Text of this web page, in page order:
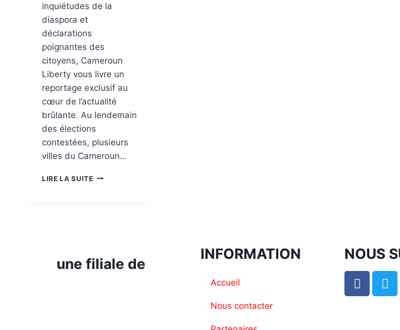
inquiétudes de la
diaspora et
déclarations
poignantes des
citoyens, Cameroun
Liberty vous livre un
reportage exclusif au
cœur de l’actualité
brûlante. Au lendemain
des élections
contestées, plusieurs
villes du Cameroun…
LIRE LA SUITE
une filiale de
INFORMATION
Accueil
Nous contacter
NOUS